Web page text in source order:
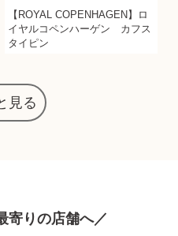
【ROYAL COPENHAGEN】ロ
イヤルコペンハーゲン カフス
タイピン
見る
寄りの店舗へ